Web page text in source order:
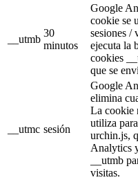
__utmb
30
minutos
Google
cookie se
sesiones /
ejecuta la
cookies
que se
__utmc sesión
Google
elimina
La cookie
utiliza
urchin.js,
Analytics
__utmb
visitas.